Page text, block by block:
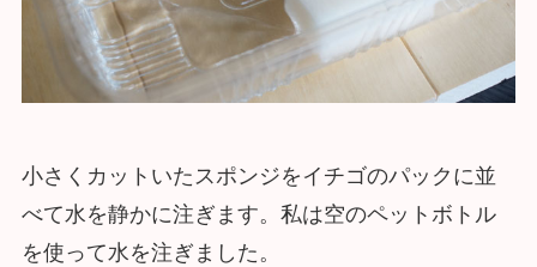
小さくカットいたスポンジをイチゴのパックに並
べて水を静かに注ぎます。私は空のペットボトル
を使って水を注ぎました。